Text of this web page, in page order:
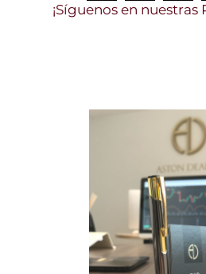
¡Síguenos e n nuestra